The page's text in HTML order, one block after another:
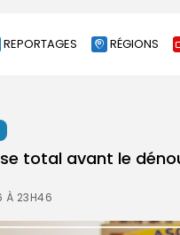
REPORTAGES RÉGIONS
total avant le
À 23H46